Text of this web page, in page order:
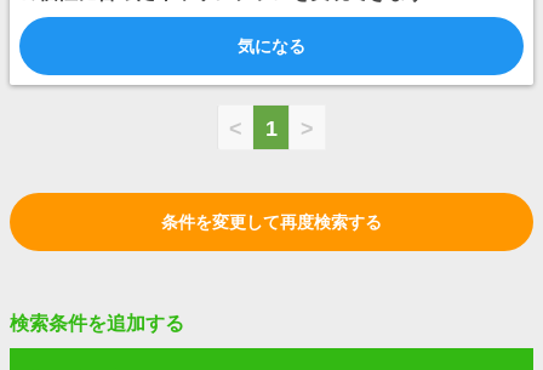
気になる
< 1 >
条件を変更して再度検索する
検索条件を追加する